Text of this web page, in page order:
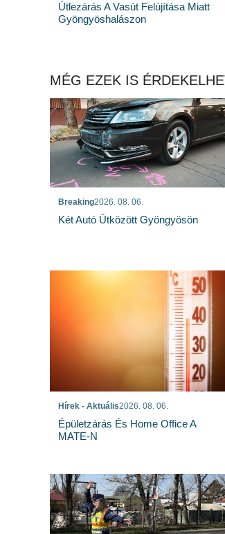
Útlezárás A Vasút Felújítása Miatt
Gyöngyöshalászon
MÉG EZEK IS
Breaking2026. 08. 06.
Két Autó Ütközött Gyöngyösön
Hírek - Aktuális2026. 08. 06.
Épületzárás És Home Office A
MATE-N